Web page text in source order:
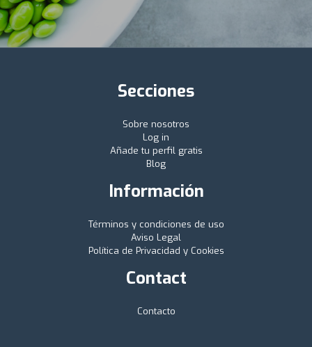
Secciones
Sobre nosotros
Log in
Añade tu perfil gratis
Blog
Información
Términos y condiciones de uso
Aviso Legal
Política de Privacidad y Cookies
Contact
Contacto